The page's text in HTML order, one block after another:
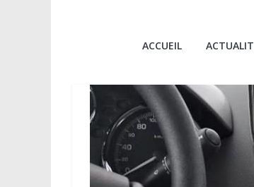
guide
midi
pyrenees
guide2
ACCUEIL